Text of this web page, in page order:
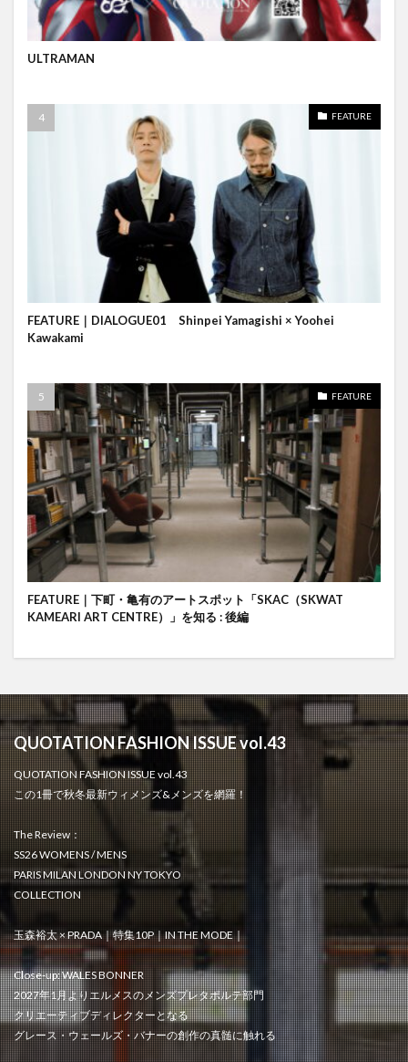
ULTRAMAN
FEATURE
FEATURE｜DIALOGUE01 Shinpei Yamagishi × Yoohei
Kawakami
FEATURE
FEATURE｜下町・亀有のアートスポット「SKAC（SKWAT
KAMEARI ART CENTRE）」を知る : 後編
QUOTATION FASHION ISSUE vol.43
QUOTATION FASHION ISSUE vol.43
この1冊で秋冬最新ウィメンズ&メンズを網羅！
The Review：
SS26 WOMENS / MENS
PARIS MILAN LONDON NY TOKYO
COLLECTION
玉森裕太 × PRADA｜特集10P｜IN THE MODE｜
Close-up: WALES BONNER
2027年1月よりエルメスのメンズプレタポルテ部門
クリエーティブディレクターとなる
グレース・ウェールズ・バナーの創作の真髄に触れる